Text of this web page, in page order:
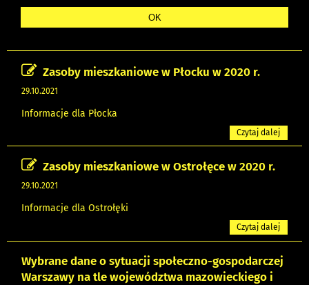
Zasoby mieszkaniowe w Płocku w 2020 r.
29.10.2021
Informacje dla Płocka
Czytaj dalej
Zasoby mieszkaniowe w Ostrołęce w 2020 r.
29.10.2021
Informacje dla Ostrołęki
Czytaj dalej
Wybrane dane o sytuacji społeczno-gospodarczej
Warszawy na tle województwa mazowieckiego i